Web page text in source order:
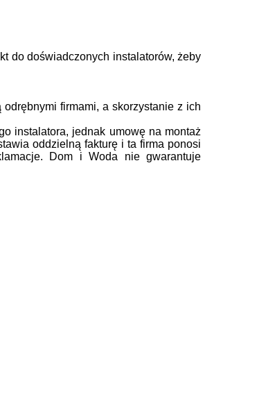
do doświadczonych instalatorów, żeby
firmami, a skorzystanie z ich
instalatora, jednak umowę na montaż
oddzielną fakturę i ta firma ponosi
Dom i Woda nie gwarantuje